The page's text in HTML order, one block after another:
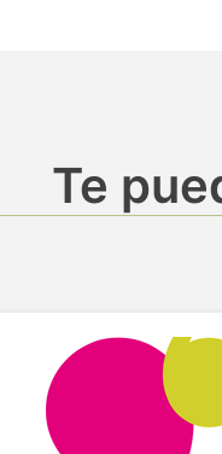
Te